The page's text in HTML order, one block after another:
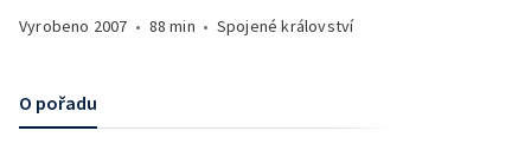
Vyrobeno 2007 • 88 min • Spojené království
O pořadu